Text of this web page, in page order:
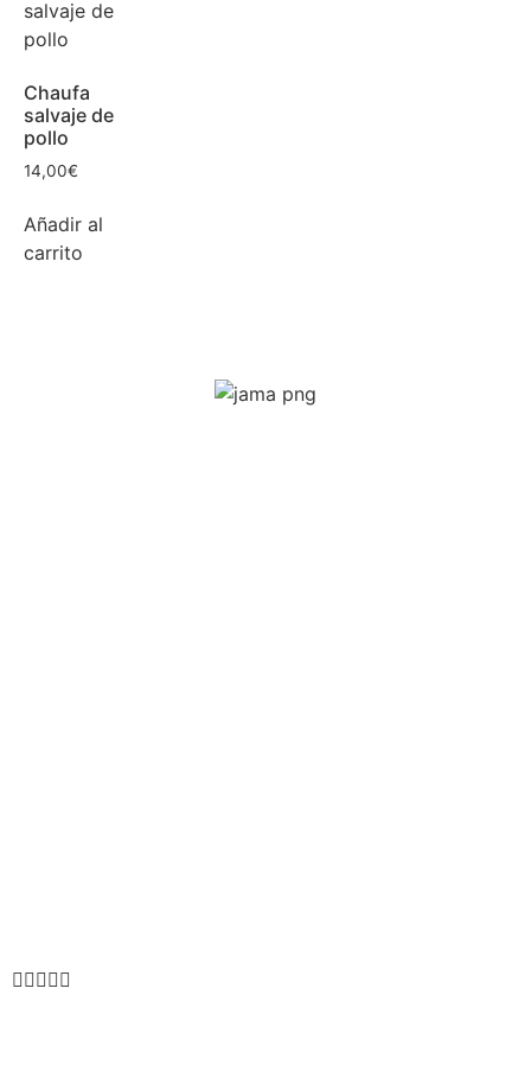
Chaufa
salvaje de
pollo
14,00€
Añadir al
carrito
